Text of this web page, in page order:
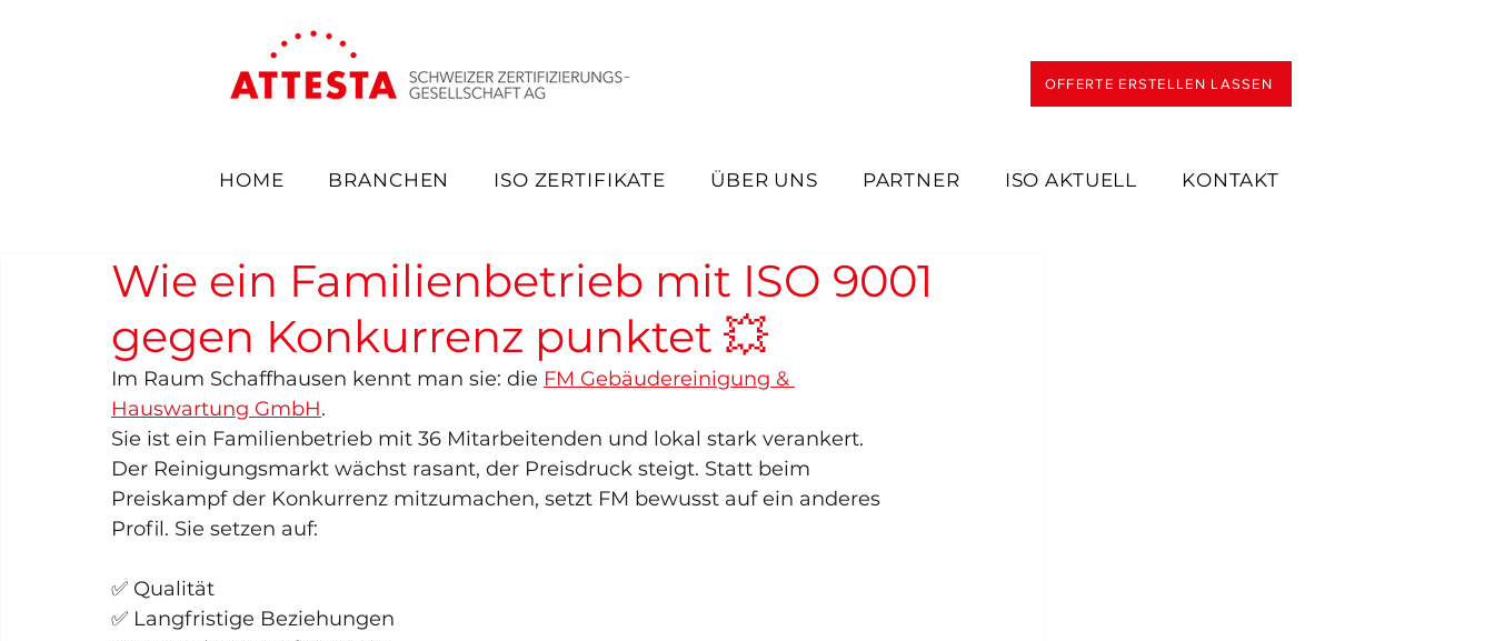
OFFERTE ERSTELLEN LASSEN
HOME BRANCHEN ISO ZERTIFIKATE ÜBER UNS PARTNER ISO AKTUELL KONTAKT
Wie ein Familienbetrieb mit ISO 9001
gegen Konkurrenz punktet 💥
Im Raum Schaffhausen kennt man sie: die FM Gebäudereinigung &
Hauswartung GmbH.
Sie ist ein Familienbetrieb mit 36 Mitarbeitenden und lokal stark verankert.
Der Reinigungsmarkt wächst rasant, der Preisdruck steigt. Statt beim
Preiskampf der Konkurrenz mitzumachen, setzt FM bewusst auf ein anderes
Profil. Sie setzen auf:
✅ Qualität
✅ Langfristige Beziehungen